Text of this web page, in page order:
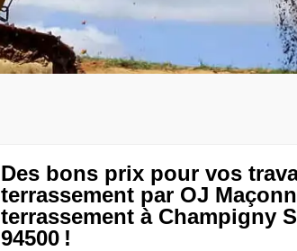
Des bons prix pour vos
terrassement par OJ
terrassement à Champigny
94500 !